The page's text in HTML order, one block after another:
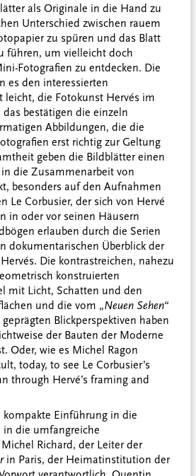
als Originale in die Hand zu
Unterschied zwischen rauem
zu spüren und das Blatt
führen, um vielleicht doch
Fotografien zu entdecken. Die
es den interessierten
leicht, die Fotokunst Hervés im
bestätigen die einzeln
Abbildungen, die die
erst richtig zur Geltung
geben die Bildblätter einen
die Zusammenarbeit von
besonders auf den Aufnahmen
Le Corbusier, der sich von Hervé
in oder vor seinen Häusern
erlauben durch die Serien
dokumentarischen Überblick der
Die kontrastreichen, nahezu
konstruierten
mit Licht, Schatten und den
und die vom „Neuen Sehen“
Blickperspektiven haben
der Bauten der Moderne
Oder, wie es Michel Ragon
today, to see Le Corbusier’s
through Hervé’s framing and
kompakte Einführung in die
die umfangreiche
Richard, der Leiter der
in Paris, der Heimatinstitution der